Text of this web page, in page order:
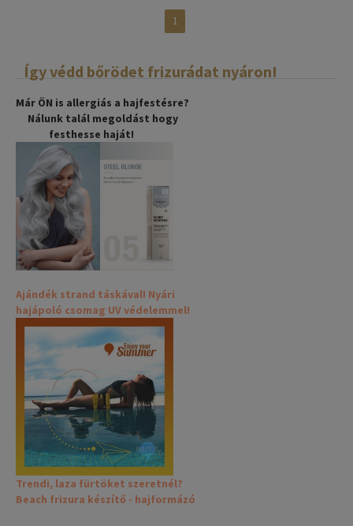
1
Így védd bőrödet frizurádat nyáron!
Már ÖN is allergiás a hajfestésre?
Nálunk talál megoldást hogy
festhesse haját!
Ajándék strand táskával! Nyári
hajápoló csomag UV védelemmel!
Trendi, laza fürtöket szeretnél?
Beach frizura készítő - hajformázó